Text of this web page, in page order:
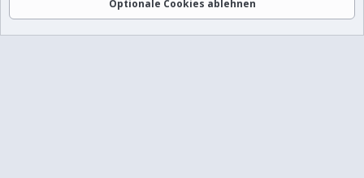
Optionale Cookies ablehnen